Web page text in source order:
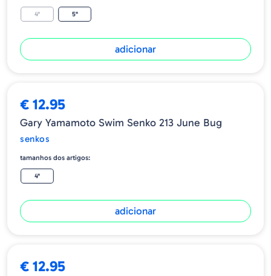
4" 5"
adicionar
€ 12.95
Gary Yamamoto Swim Senko 213 June Bug
senkos
tamanhos dos artigos:
4"
adicionar
€ 12.95